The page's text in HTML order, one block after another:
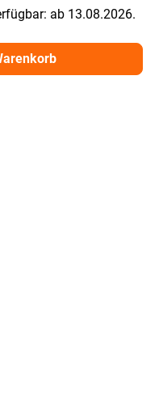
ab 13.08.2026.
Wert ein